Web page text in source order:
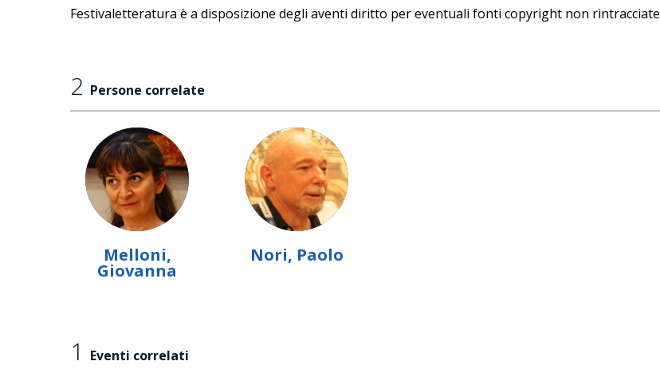
Festivaletteratura è a disposizione degli aventi diritto per eventuali fonti copyright non rintracciate
2 Persone correlate
Melloni,
Giovanna
Nori, Paolo
1 Eventi correlati